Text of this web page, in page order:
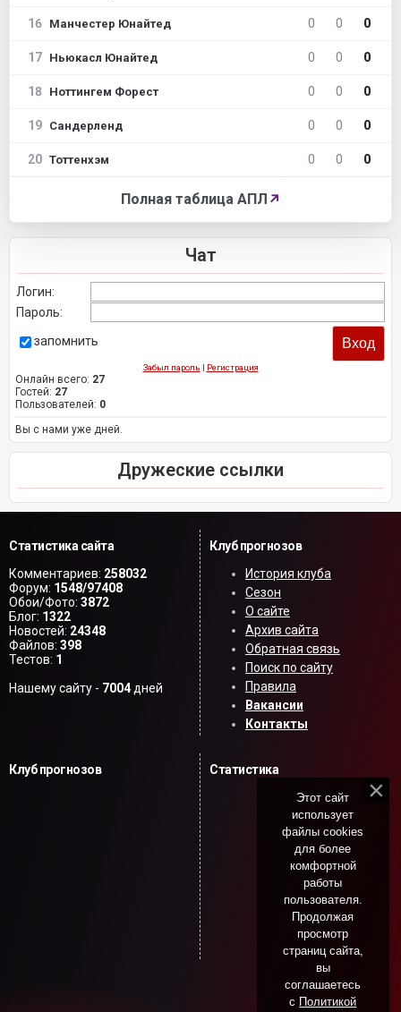
16 Манчестер Юнайтед 0 0 0
17 Ньюкасл Юнайтед 0 0 0
18 Ноттингем Форест 0 0 0
19 Сандерленд 0 0 0
20 Тоттенхэм 0 0 0
Полная таблица АПЛ ↗
Чат
Логин:
Пароль:
запомнить
Забыл пароль | Регистрация
Онлайн всего: 27
Гостей: 27
Пользователей: 0
Вы с нами уже дней.
Дружеские ссылки
Статистика сайта
Комментариев: 258032
Форум: 1548/97408
Обои/Фото: 3872
Блог: 1322
Новостей: 24348
Файлов: 398
Тестов: 1
Нашему сайту - 7004 дней
Клуб прогнозов
История клуба
Сезон
О сайте
Архив сайта
Обратная связь
Поиск по сайту
Правила
Вакансии
Контакты
Клуб прогнозов Статистика
Этот сайт
использует
файлы cookies
для более
комфортной
работы
пользователя.
Продолжая
просмотр
страниц сайта,
вы
соглашаетесь
с Политикой